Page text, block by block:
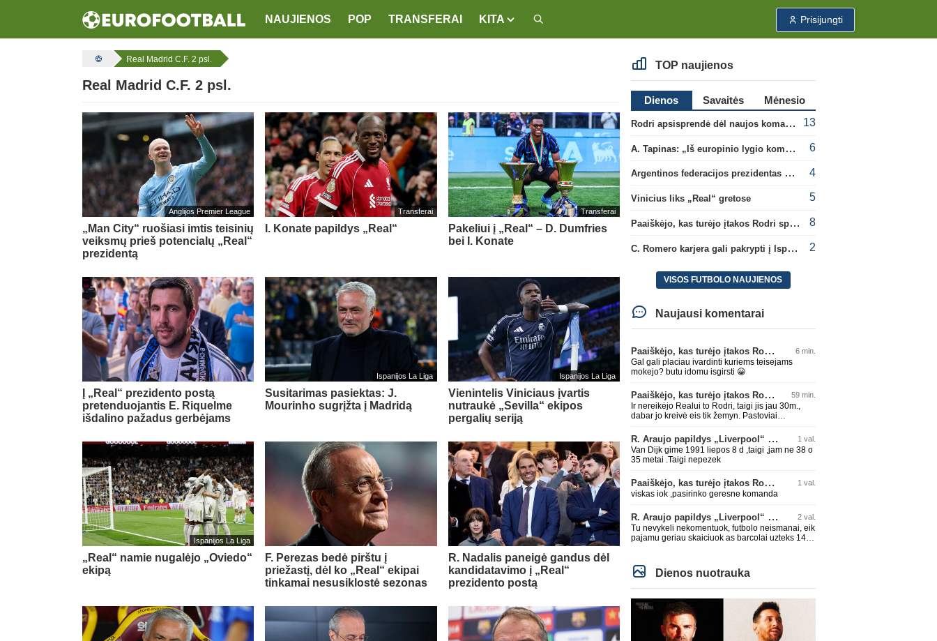
NAUJIENOS POP TRANSFERAI KITA Prisijungti
Real Madrid C.F. 2 psl.
Real Madrid C.F. 2 psl.
Anglijos Premier League
„Man City“ ruošiasi imtis teisinių
veiksmų prieš potencialų „Real“
prezidentą
Transferai
I. Konate papildys „Real“
Transferai
Pakeliui į „Real“ – D. Dumfries
bei I. Konate
Į „Real“ prezidento postą
pretenduojantis E. Riquelme
išdalino pažadus gerbėjams
Ispanijos La Liga
Susitarimas pasiektas: J.
Mourinho sugrįžta į Madridą
Ispanijos La Liga
Vienintelis Viniciaus įvartis
nutraukė „Sevilla“ ekipos
pergalių seriją
Ispanijos La Liga
„Real“ namie nugalėjo „Oviedo“
ekipą
F. Perezas bedė pirštu į
priežastį, dėl ko „Real“ ekipai
tinkamai nesusiklostė sezonas
R. Nadalis paneigė gandus dėl
kandidatavimo į „Real“
prezidento postą
TOP naujienos
Dienos Savaitės
Mėnesio
Rodri apsisprendė dėl naujos komandos
13
A. Tapinas: „Iš europinio lygio komandos gavom gerų pamokų“ 6
Argentinos federacijos prezidentas C. Tapia negailėjo pagyrų G. Infantino 4
Vinicius liks „Real“ gretose 5
Paaiškėjo, kas turėjo įtakos Rodri sprendimui pasirinkti Barselonos pusę 8
C. Romero karjera gali pakrypti į Ispaniją 2
VISOS FUTBOLO NAUJIENOS
Naujausi komentarai
Paaiškėjo, kas turėjo įtakos Rodri sprendimui pasirinkti Barselonos pusę 6 min.
Gal gali placiau ivardinti kuriems teisejams
mokejo? butu idomu isgirsti 😀
Paaiškėjo, kas turėjo įtakos Rodri sprendimui pasirinkti Barselonos pusę 59 min.
Ir nereikėjo Realui to Rodri, taigi jis jau 30m.,
dabar jo kreivė eis tik žemyn. Pastoviai
darysis nugaros operaciją, tai kada grįš į aikštę?
Po pusės metų? Ne ne ačiū. Viskas gerai, Real
turi ir geresnių opcijų, Mauras viską sustatys į
vietas. Jeigu jis iš tikro būtų buvęs reikalingas,
ne šiaip sau paleidžia jį. Sėkmės jam Barcoje,
galės su savo korešais iš rinktinės kartu pažaisti
R. Araujo papildys „Liverpool“ klubą 1 val.
Van Dijk gime 1991 liepos 8 d ,taigi ,jam ne 38 o
35 metai .Taigi nepezek
Paaiškėjo, kas turėjo įtakos Rodri sprendimui pasirinkti Barselonos pusę 1 val.
viskas iok ,pasirinko geresne komanda
R. Araujo papildys „Liverpool“ klubą 2 val.
Tu nevykeli nekomentuok, futbolo neismanai, eik
pajamu geriau skaiciuok as barcolai uzteks 140
Dienos nuotrauka